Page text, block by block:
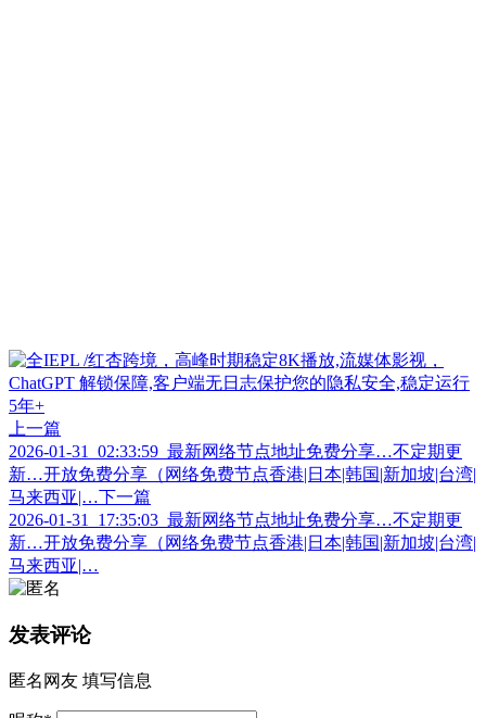
上一篇
2026-01-31_02:33:59_最新网络节点地址免费分享…不定期更
新…开放免费分享（网络免费节点香港|日本|韩国|新加坡|台湾|
马来西亚|… 下一篇
2026-01-31_17:35:03_最新网络节点地址免费分享…不定期更
新…开放免费分享（网络免费节点香港|日本|韩国|新加坡|台湾|
马来西亚|…
发表评论
匿名网友 填写信息